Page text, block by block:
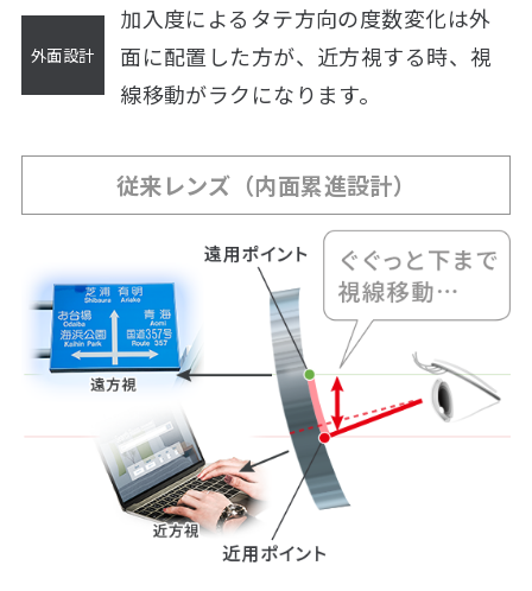
加入度によるタテ方向の度数変化は外
面に配置した方が、 近方視する時、視
線移動がラクになります。
従来レンズ（内面累進設計）